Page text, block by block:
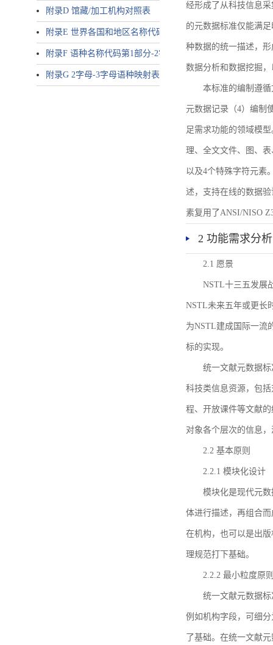
附录D 馆藏/加工机构对照表
附录E 世界各国和地区名称代码-2字母代码（GB/T 2659-
附录F 语种名称代码第1部分-2字母代码（GB/T 4880.1-2005
附录G 2字母-3字母语种映射表
经形成了从科技信息
的元数据标准仅能满
种数据的统一描述，
数据分析和数据挖掘
本标准的编制遵
元数据记录（4）编制
足需求功能的领域模
理、全文文件、图、
以及4个特殊字符元素
述，支持在线的数据
素复用了ANSI/NISO
2 功能需求分析
2.1 愿景
NSTL十三五发展
NSTL未来五年或更长
为NSTL建成国际一流
标的实现。
统一文献元数据
科技类信息资源，包
程、开放课件等文献
对象各个层次的信息
2.2 基本原则
2.2.1 模块化设计
模块化是现代元
体进行描述，再组合
在机构，也可以是出
理规范打下基础。
2.2.2 最小粒度原
统一文献元数据
例如机构字段，可细
了基础。在统一文献